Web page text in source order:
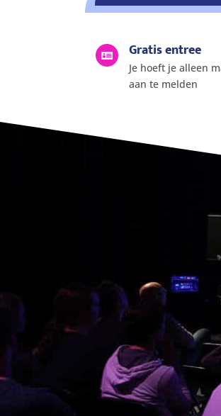
 Gratis entree
Je hoeft je alleen
aan te melden